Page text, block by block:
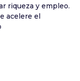
riqueza y empleo.
acelere el